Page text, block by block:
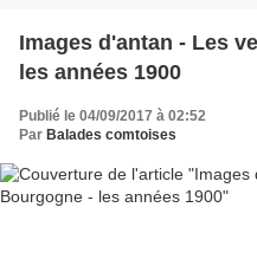
Images d'antan - Les
les années 1900
Publié le 04/09/2017 à 02:52
Par Balades comtoises